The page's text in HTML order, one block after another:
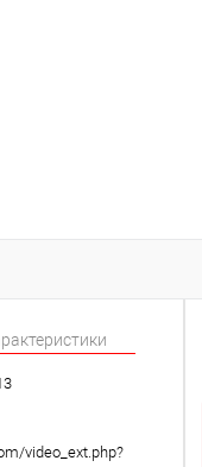
video_ext.php?